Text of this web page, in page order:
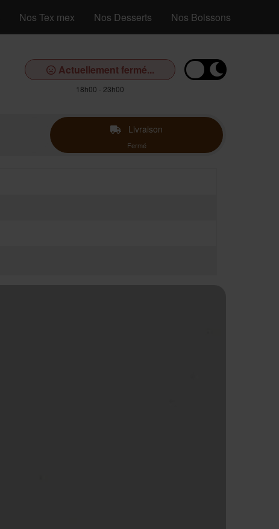
Nos Tex mex Nos Desserts Nos Boissons
Actuellement fermé...
18h00 - 23h00
Livraison
Fermé